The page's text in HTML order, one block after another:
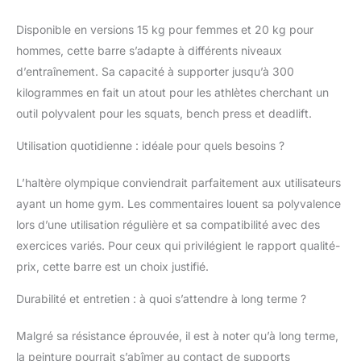
d'entraînement en
force avec une seule
barre haute
✅CONÇUE POUR
L'EXCELLENCE -
45 solide laminé à froid,
peut supporter en
toute sécurité jusqu'à
500 livres, dépassant
plupart des
haltérophiles. Le
fixé avec une bague à
praticité et la longévité
globale de la barre.
Disponible en versions 15 kg pour femmes et 20 kg pour
hommes, cette barre s’adapte à différents niveaux
d’entraînement. Sa capacité à supporter jusqu’à 300
kilogrammes en fait un atout pour les athlètes cherchant un
outil polyvalent pour les squats, bench press et deadlift.
Utilisation quotidienne : idéale pour quels besoins ?
L’haltère olympique conviendrait parfaitement aux utilisateurs
ayant un home gym. Les commentaires louent sa polyvalence
lors d’une utilisation régulière et sa compatibilité avec des
exercices variés. Pour ceux qui privilégient le rapport qualité-
prix, cette barre est un choix justifié.
Durabilité et entretien : à quoi s’attendre à long terme ?
Malgré sa résistance éprouvée, il est à noter qu’à long terme,
la peinture pourrait s’abîmer au contact de supports